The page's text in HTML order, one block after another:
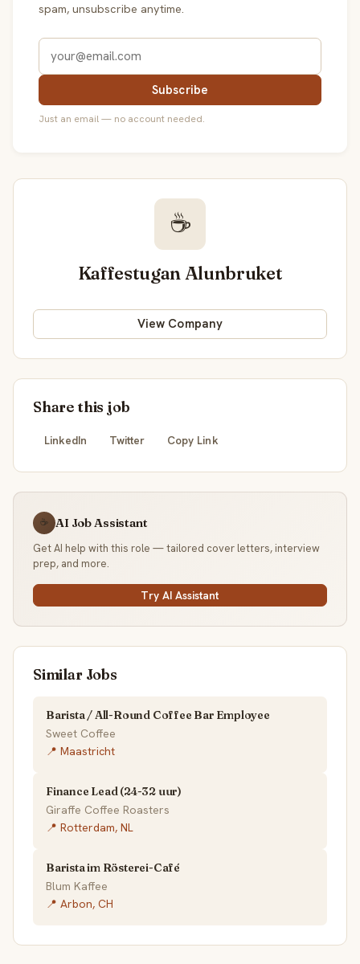
spam, unsubscribe anytime.
Subscribe
Just an email — no account needed.
☕
Kaffestugan Alunbruket
View Company
Share this job
LinkedIn Twitter Copy Link
☕ AI Job Assistant
Get AI help with this role — tailored cover letters, interview
prep, and more.
Try AI Assistant
Similar Jobs
Barista / All-Round Coffee Bar Employee
Sweet Coffee
📍 Maastricht
Finance Lead (24-32 uur)
Giraffe Coffee Roasters
📍 Rotterdam, NL
Barista im Rösterei-Café
Blum Kaffee
📍 Arbon, CH